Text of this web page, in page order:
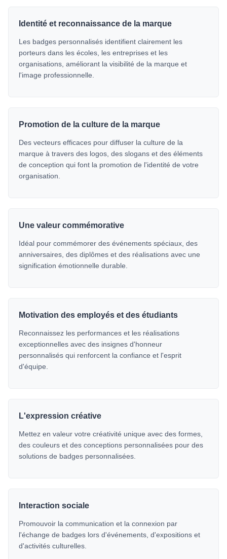
Identité et reconnaissance de la marque
Les badges personnalisés identifient clairement les
porteurs dans les écoles, les entreprises et les
organisations, améliorant la visibilité de la marque et
l'image professionnelle.
Promotion de la culture de la marque
Des vecteurs efficaces pour diffuser la culture de la
marque à travers des logos, des slogans et des éléments
de conception qui font la promotion de l'identité de votre
organisation.
Une valeur commémorative
Idéal pour commémorer des événements spéciaux, des
anniversaires, des diplômes et des réalisations avec une
signification émotionnelle durable.
Motivation des employés et des étudiants
Reconnaissez les performances et les réalisations
exceptionnelles avec des insignes d'honneur
personnalisés qui renforcent la confiance et l'esprit
d'équipe.
L'expression créative
Mettez en valeur votre créativité unique avec des formes,
des couleurs et des conceptions personnalisées pour des
solutions de badges personnalisées.
Interaction sociale
Promouvoir la communication et la connexion par
l'échange de badges lors d'événements, d'expositions et
d'activités culturelles.